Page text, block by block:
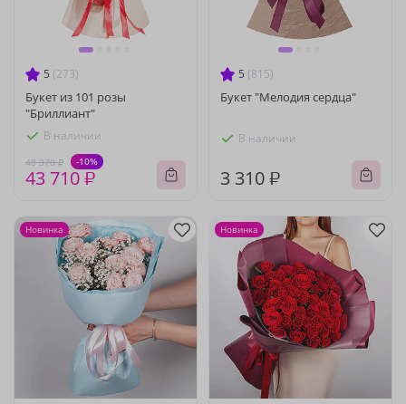
5 (273)
Букет из 101 розы
"Бриллиант"
В наличии
48 370 ₽ -10%
43 710 ₽
5 (815)
Букет "Мелодия сердца"
В наличии
3 310 ₽
Новинка Новинка